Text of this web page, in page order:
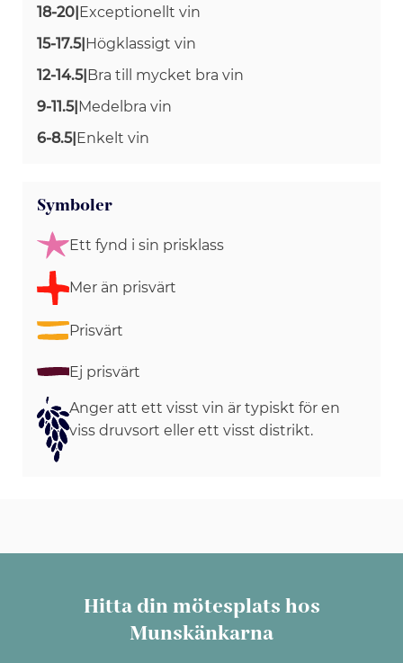
18-20|Exceptionellt vin
15-17.5|Högklassigt vin
12-14.5|Bra till mycket bra vin
9-11.5|Medelbra vin
6-8.5|Enkelt vin
Symboler
Ett fynd i sin prisklass
Mer än prisvärt
Prisvärt
Ej prisvärt
Anger att ett visst vin är typiskt för en
viss druvsort eller ett visst distrikt.
Hitta din mötesplats hos
Munskänkarna